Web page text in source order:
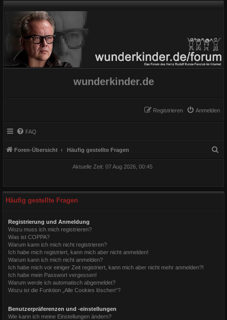
wunderkinder.de
Anmelden
Registrieren
FAQ
Foren-Übersicht Häufig gestellte Fragen
Aktuelle Zeit: 07 Aug 2026, 00:45
Häufig gestellte Fragen
Registrierung und Anmeldung
Wozu muss ich mich registrieren?
Was ist COPPA?
Warum kann ich mich nicht registrieren?
Ich habe mich registriert, kann mich aber nicht anmelden!
Warum kann ich mich nicht anmelden?
Ich habe mich vor einiger Zeit registriert, kann mich aber nicht mehr anmelden?!
Ich habe mein Passwort vergessen!
Warum werde ich automatisch abgemeldet?
Wozu ist die Funktion „Alle Cookies löschen“?
Benutzerpräferenzen und -einstellungen
Wie kann ich meine Einstellungen ändern?